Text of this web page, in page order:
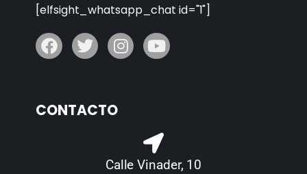
[elfsight_whatsapp_chat id="1"]
CONTACTO
Calle Vinader, 10